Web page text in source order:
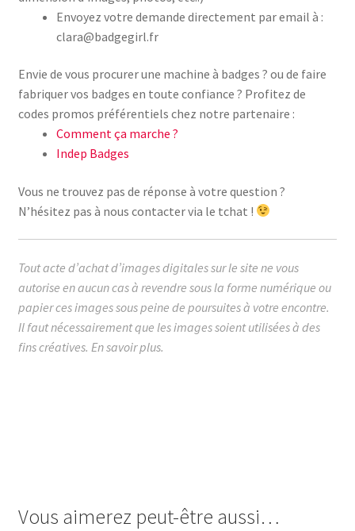
Envoyez votre demande directement par email à :
clara@badgegirl.fr
Envie de vous procurer une machine à badges ? ou de faire
fabriquer vos badges en toute confiance ? Profitez de
codes promos préférentiels chez notre partenaire :
Comment ça marche ?
Indep Badges
Vous ne trouvez pas de réponse à votre question ?
N’hésitez pas à nous contacter via le tchat !
Tout acte d’achat d’images digitales sur le site ne vous
autorise en aucun cas à revendre sous la forme numérique ou
papier ces images sous peine de poursuites à votre encontre.
Il faut nécessairement que les images soient utilisées à des
fins créatives. En savoir plus.
Vous aimerez peut-être aussi…